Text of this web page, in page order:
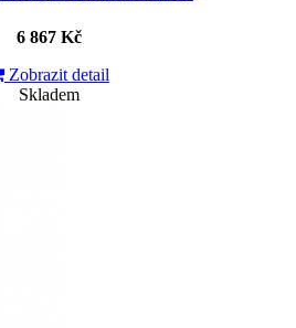
6 867 Kč
Zobrazit detail
Skladem